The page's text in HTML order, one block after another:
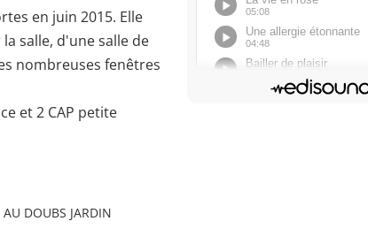
en juin 2015. Elle
salle, d'une salle de
nombreuses fenêtres
et 2 CAP petite
DOUBS JARDIN